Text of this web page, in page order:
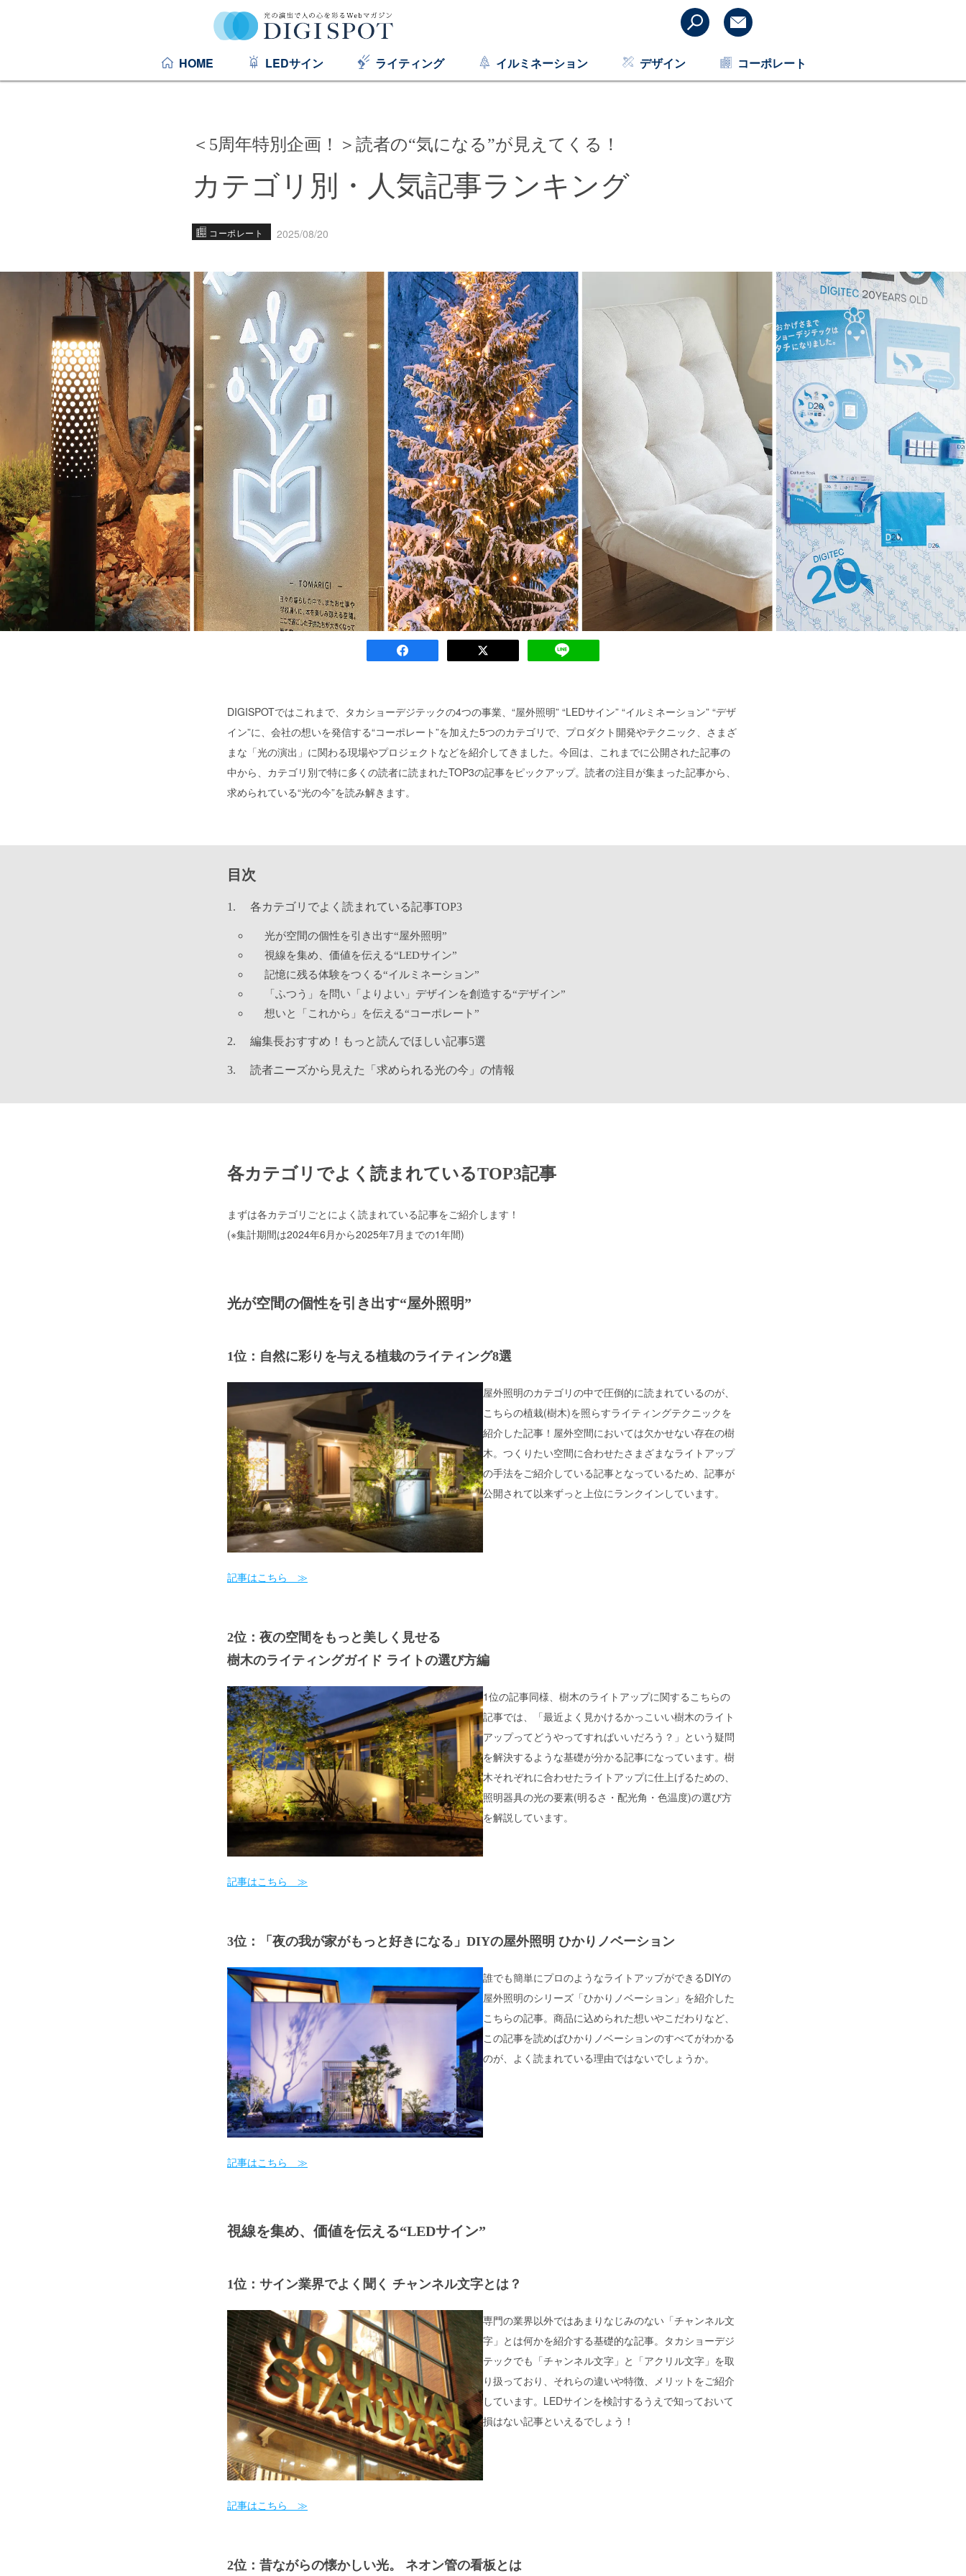
HOME LEDサイン ライティング イルミネーション デザイン コーポレート
＜5周年特別企画！＞読者の“気になる”が見えてくる！
カテゴリ別・人気記事ランキング
コーポレート 2025/08/20
DIGISPOTではこれまで、タカショーデジテックの4つの事業、“屋外照明” “LEDサイン” “イルミネーション” “デザ
イン”に、会社の想いを発信する“コーポレート”を加えた5つのカテゴリで、プロダクト開発やテクニック、さまざ
まな「光の演出」に関わる現場やプロジェクトなどを紹介してきました。今回は、これまでに公開された記事の
中から、カテゴリ別で特に多くの読者に読まれたTOP3の記事をピックアップ。読者の注目が集まった記事から、
求められている“光の今”を読み解きます。
目次
各カテゴリでよく読まれている記事TOP3
光が空間の個性を引き出す“屋外照明”
視線を集め、価値を伝える“LEDサイン”
記憶に残る体験をつくる“イルミネーション”
「ふつう」を問い「よりよい」デザインを創造する“デザイン”
想いと「これから」を伝える“コーポレート”
編集長おすすめ！もっと読んでほしい記事5選
読者ニーズから見えた「求められる光の今」の情報
各カテゴリでよく読まれているTOP3記事
まずは各カテゴリごとによく読まれている記事をご紹介します！
(※集計期間は2024年6月から2025年7月までの1年間)
光が空間の個性を引き出す“屋外照明”
1位：自然に彩りを与える植栽のライティング8選
記事はこちら ≫
屋外照明のカテゴリの中で圧倒的に読まれているのが、
こちらの植栽(樹木)を照らすライティングテクニックを
紹介した記事！屋外空間においては欠かせない存在の樹
木。つくりたい空間に合わせたさまざまなライトアップ
の手法をご紹介している記事となっているため、記事が
公開されて以来ずっと上位にランクインしています。
2位：夜の空間をもっと美しく見せる
樹木のライティングガイド ライトの選び方編
記事はこちら ≫
1位の記事同様、樹木のライトアップに関するこちらの
記事では、「最近よく見かけるかっこいい樹木のライト
アップってどうやってすればいいだろう？」という疑問
を解決するような基礎が分かる記事になっています。樹
木それぞれに合わせたライトアップに仕上げるための、
照明器具の光の要素(明るさ・配光角・色温度)の選び方
を解説しています。
3位：「夜の我が家がもっと好きになる」DIYの屋外照明 ひかりノベーション
記事はこちら ≫
誰でも簡単にプロのようなライトアップができるDIYの
屋外照明のシリーズ「ひかりノベーション」を紹介した
こちらの記事。商品に込められた想いやこだわりなど、
この記事を読めばひかりノベーションのすべてがわかる
のが、よく読まれている理由ではないでしょうか。
視線を集め、価値を伝える“LEDサイン”
1位：サイン業界でよく聞く チャンネル文字とは？
記事はこちら ≫
専門の業界以外ではあまりなじみのない「チャンネル文
字」とは何かを紹介する基礎的な記事。タカショーデジ
テックでも「チャンネル文字」と「アクリル文字」を取
り扱っており、それらの違いや特徴、メリットをご紹介
しています。LEDサインを検討するうえで知っておいて
損はない記事といえるでしょう！
2位：昔ながらの懐かしい光。 ネオン管の看板とは